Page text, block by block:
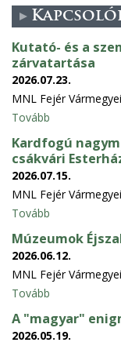
Kutató- és a
zárvatartása
2026.07.23.
MNL Fejér
Tovább
Kardfogú
csákvári
2026.07.15.
MNL Fejér
Tovább
Múzeumok
2026.06.12.
MNL Fejér
Tovább
A "magyar"
2026.05.19.